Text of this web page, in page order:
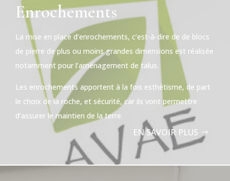
Enrochements
La mise en place d’enrochements, c’est-à-dire de de blocs
de pierre de plus ou moins grandes dimensions est réalisée
notamment pour l’aménagement de talus.
Les enrochements apportent à la fois esthétisme, de part
le choix de la roche, et sécurité, car ils vont permettre
d’assurer le maintien de la terre.
EN SAVOIR PLUS